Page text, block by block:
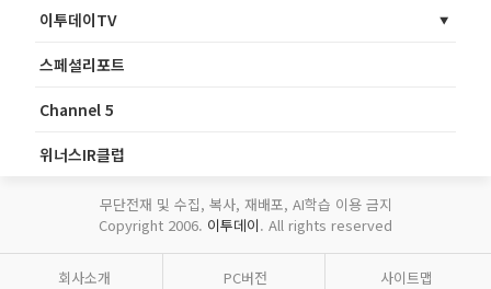
이투데이TV
스페셜리포트
Channel 5
위너스IR클럽
무단전재 및 수집, 복사, 재배포, AI학습 이용 금지
Copyright 2006. 이투데이. All rights reserved
회사소개 PC버전 사이트맵